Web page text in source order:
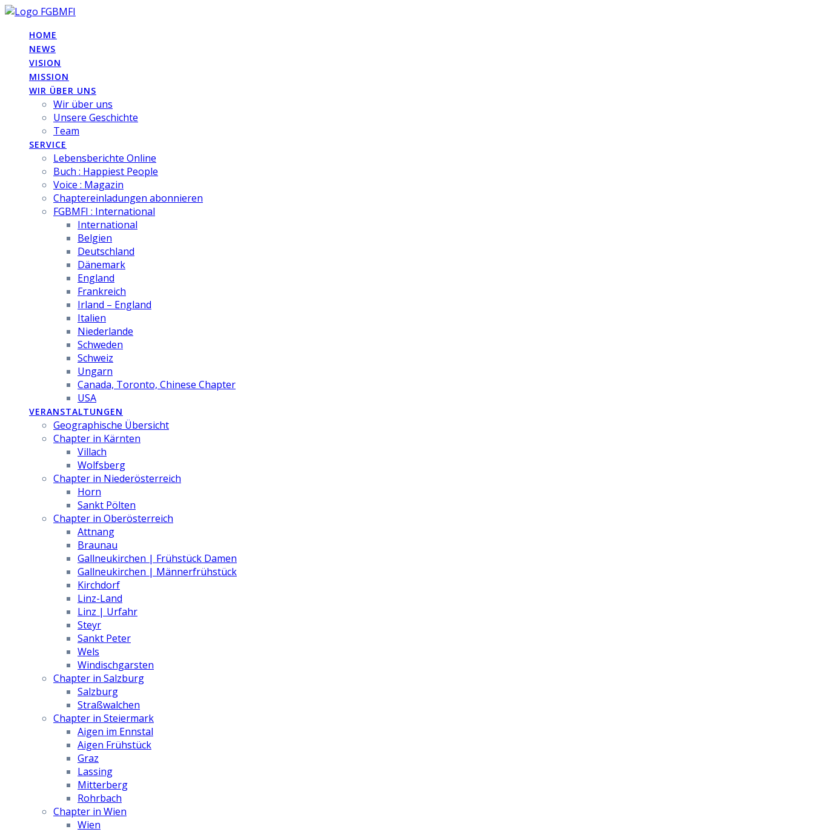
Skip
contentHOME
NEWS
VISION
MISSION
WIR ÜBER UNS
Wir über uns
Unsere Geschichte
Team
SERVICE
Lebensberichte Online
Buch : Happiest People
Voice : Magazin
Chaptereinladungen abonnieren
FGBMFI : International
International
Belgien
Deutschland
Dänemark
England
Frankreich
Irland – England
Italien
Niederlande
Schweden
Schweiz
Ungarn
Canada, Toronto, Chinese Chapter
USA
VERANSTALTUNGEN
Geographische Übersicht
Chapter in Kärnten
Villach
Wolfsberg
Chapter in Niederösterreich
Horn
Sankt Pölten
Chapter in Oberösterreich
Attnang
Braunau
Gallneukirchen | Frühstück Damen
Gallneukirchen | Männerfrühstück
Kirchdorf
Linz-Land
Linz | Urfahr
Steyr
Sankt Peter
Wels
Windischgarsten
Chapter in Salzburg
Salzburg
Straßwalchen
Chapter in Steiermark
Aigen im Ennstal
Aigen Frühstück
Graz
Lassing
Mitterberg
Rohrbach
Chapter in Wien
Wien